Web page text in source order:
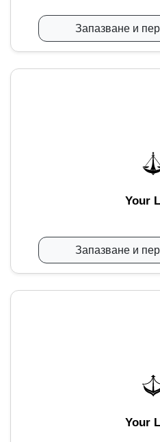
Запазване и
Your
Запазване и
Your